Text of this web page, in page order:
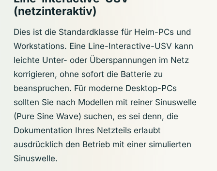
(netzinteraktiv)
Dies ist die Standardklasse für Heim-PCs und
Workstations. Eine Line-Interactive-USV kann
leichte Unter- oder Überspannungen im Netz
korrigieren, ohne sofort die Batterie zu
beanspruchen. Für moderne Desktop-PCs
sollten Sie nach Modellen mit reiner Sinuswelle
(Pure Sine Wave) suchen, es sei denn, die
Dokumentation Ihres Netzteils erlaubt
ausdrücklich den Betrieb mit einer simulierten
Sinuswelle.